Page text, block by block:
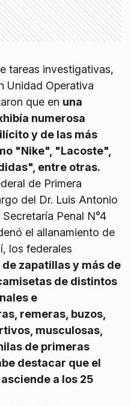
tareas investigativas,
Unidad Operativa
que en una
numerosa
y de las más
"Nike", "Lacoste",
entre otras.
de Primera
del Dr. Luis Antonio
Penal N°4
el allanamiento de
los federales
zapatillas y más de
de distintos
e
remeras, buzos,
musculosas,
de primeras
destacar que el
a los 25